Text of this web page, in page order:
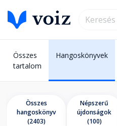
Összes
tartalom
Hangoskönyvek
Összes
hangoskönyv
(2403)
Népszerű
újdonságok
(100)